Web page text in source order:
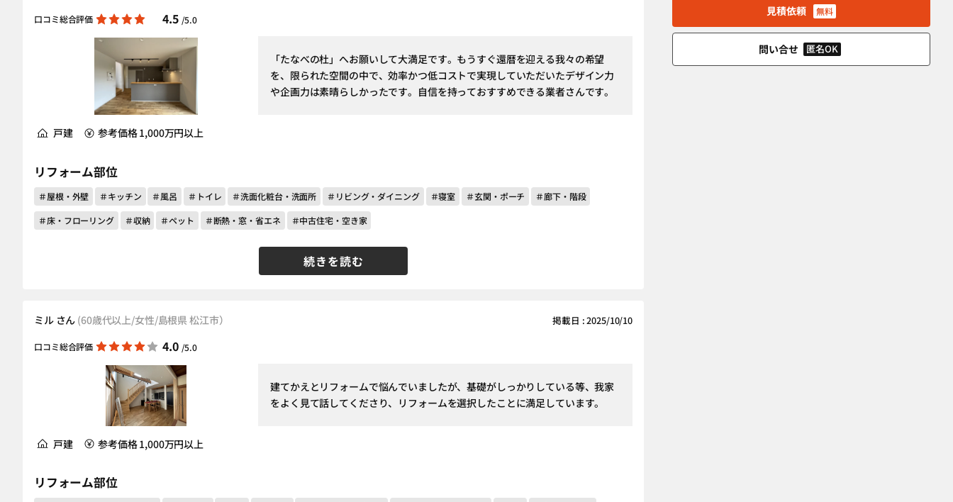
口コミ総合評価 4.5 /5.0
「たなべの杜」へお願いして大満足です。もうすぐ還暦を迎える我々の希望
を、限られた空間の中で、効率かつ低コストで実現していただいたデザイン力
や企画力は素晴らしかったです。自信を持っておすすめできる業者さんです。
続きを読む
戸建 参考価格 1,000万円以上
リフォーム部位
＃屋根・外壁 ＃キッチン ＃風呂 ＃トイレ ＃洗面化粧台・洗面所 ＃リビング・ダイニング ＃寝室 ＃玄関・ポーチ
＃廊下・階段
＃床・フローリング
＃収納 ＃ペット ＃断熱・窓・省エネ ＃中古住宅・空き家
ミル さん (60歳代以上/女性/島根県 松江市） 掲載日 : 2025/10/10
口コミ総合評価 4.0 /5.0
建てかえとリフォームで悩んでいましたが、基礎がしっかりしている等、我家
をよく見て話してくださり、リフォームを選択したことに満足しています。
戸建 参考価格 1,000万円以上
リフォーム部位
見積依頼 無料
問い合せ 匿名OK